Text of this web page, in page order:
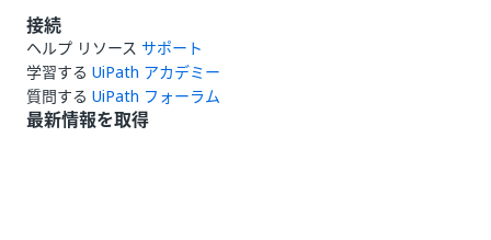
接続
ヘルプ リソース サポート
学習する UiPath アカデミー
質問する UiPath フォーラム
最新情報を取得